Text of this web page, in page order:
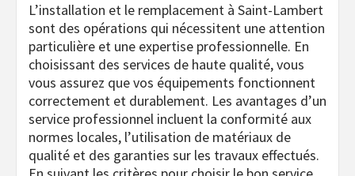
L’installation et le remplacement à Saint-Lambert
sont des opérations qui nécessitent une attention
particulière et une expertise professionnelle. En
choisissant des services de haute qualité, vous
vous assurez que vos équipements fonctionnent
correctement et durablement. Les avantages d’un
service professionnel incluent la conformité aux
normes locales, l’utilisation de matériaux de
qualité et des garanties sur les travaux effectués.